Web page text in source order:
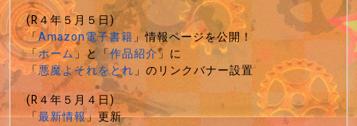
(R４年５月５日)
「Amazon電子書籍」情報ページを公開！
「ホーム」と「作品紹介」に
「悪魔よそれをとれ」のリンクバナー設置
(R４年５月４日)
「最新情報」更新